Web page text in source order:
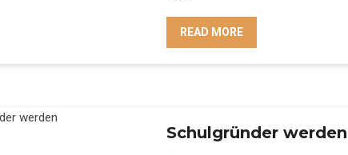
READ MORE
Schulgründer werden